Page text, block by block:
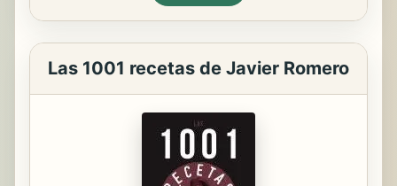
Las 1001 recetas de Javier Romero